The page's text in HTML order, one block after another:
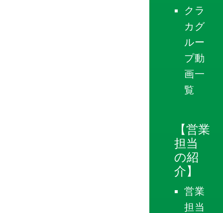
クラ
カグ
ルー
プ動
画一
覧
【営業
担当
の紹
介】
営業
担当